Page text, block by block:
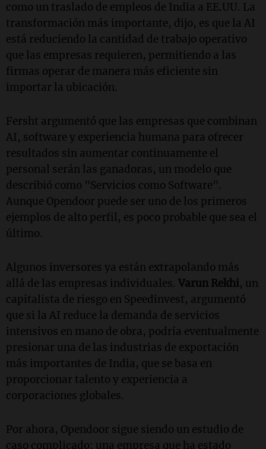
como un traslado de empleos de India a EE.UU. La
transformación más importante, dijo, es que la AI
está reduciendo la cantidad de trabajo operativo
que las empresas requieren, permitiendo a las
firmas operar de manera más eficiente sin
importar la ubicación.
Fersht argumentó que las empresas que combinan
AI, software y experiencia humana para ofrecer
resultados sin aumentar continuamente el
personal serán las ganadoras, un modelo que
describió como "Servicios como Software".
Aunque Opendoor puede ser uno de los primeros
ejemplos de alto perfil, es poco probable que sea el
último.
Algunos inversores ya están extrapolando más
allá de las empresas individuales. Varun Rekhi, un
capitalista de riesgo en Speedinvest, argumentó
que si la AI reduce la demanda de servicios
intensivos en mano de obra, podría eventualmente
presionar una de las industrias de exportación
más importantes de India, que se basa en
proporcionar talento y experiencia a
corporaciones globales.
Por ahora, Opendoor sigue siendo un estudio de
caso complicado: una empresa que ha estado